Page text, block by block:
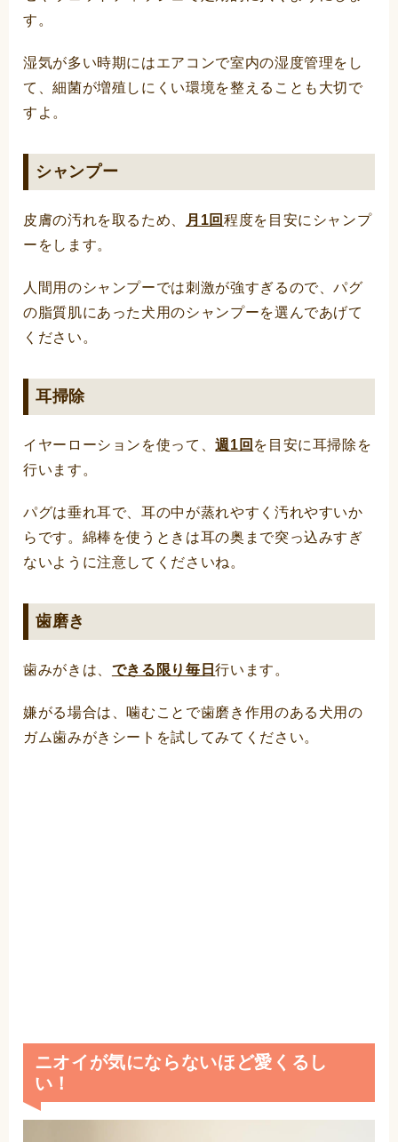
す。
湿気が多い時期にはエアコンで室内の湿度管理をし
て、細菌が増殖しにくい環境を整えることも大切で
すよ。
シャンプー
皮膚の汚れを取るため、 月1回 程度を目安にシャンプ
ーをします。
人間用のシャンプーでは刺激が強すぎるので、パグ
の脂質肌にあった犬用のシャンプーを選んであげて
ください。
耳掃除
イヤーローションを使って、週1回 を目安に耳掃除を
行います。
パグは垂れ耳で、耳の中が蒸れやすく汚れやすいか
らです。綿棒を使うときは耳の奥まで突っ込みすぎ
ないように注意してくださいね。
歯磨き
歯みがきは、 できる限り毎日行います。
嫌がる場合は、噛むことで歯磨き作用のある犬用の
ガム歯みがきシートを試してみてください。
ニオイが気にならないほど愛くるし
い！